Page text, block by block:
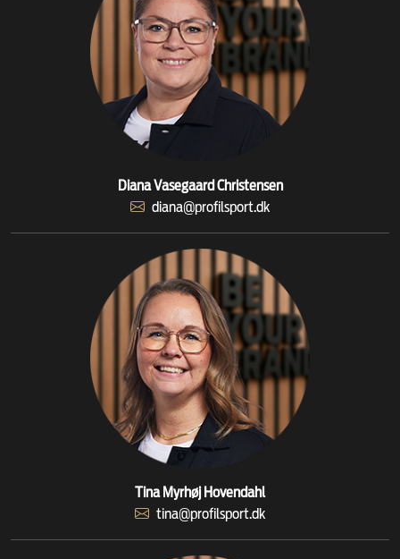
Diana Vasegaard Christensen
diana@profilsport.dk
Tina Myrhøj Hovendahl
tina@profilsport.dk